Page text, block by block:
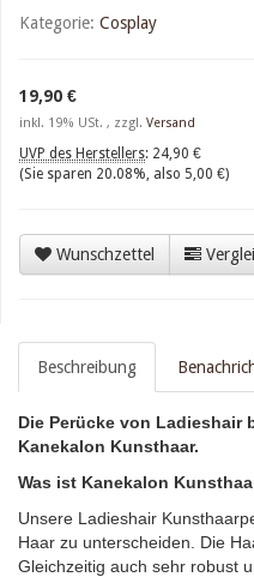
Kategorie: Cosplay
19,90 €
inkl. 19% USt. , zzgl. Versand
UVP des Herstellers: 24,90 €
(Sie sparen 20.08%, also 5,00 €)
Wunschzettel
Beschreibung
Die Perücke von Ladieshair
Kanekalon Kunsthaar.
Was ist Kanekalon
Unsere Ladieshair
Haar zu unterscheiden. Die
Gleichzeitig auch sehr robust